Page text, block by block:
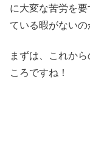
に大変な苦労を
ている暇がないの
まずは、これか
ころですね！